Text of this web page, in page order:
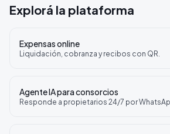
Explorá la plataforma
Expensas online
Liquidación, cobranza y recibos con QR.
Agente IA para consorcios
Responde a propietarios 24/7 por